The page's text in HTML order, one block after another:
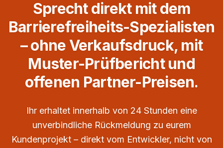
Sprecht direkt mit dem
Barrierefreiheits-Spezialisten
– ohne Verkaufsdruck, mit
Muster-Prüfbericht und
offenen Partner-Preisen.
Ihr erhaltet innerhalb von 24 Stunden eine
unverbindliche Rückmeldung zu eurem
Kundenprojekt – direkt vom Entwickler, nicht von